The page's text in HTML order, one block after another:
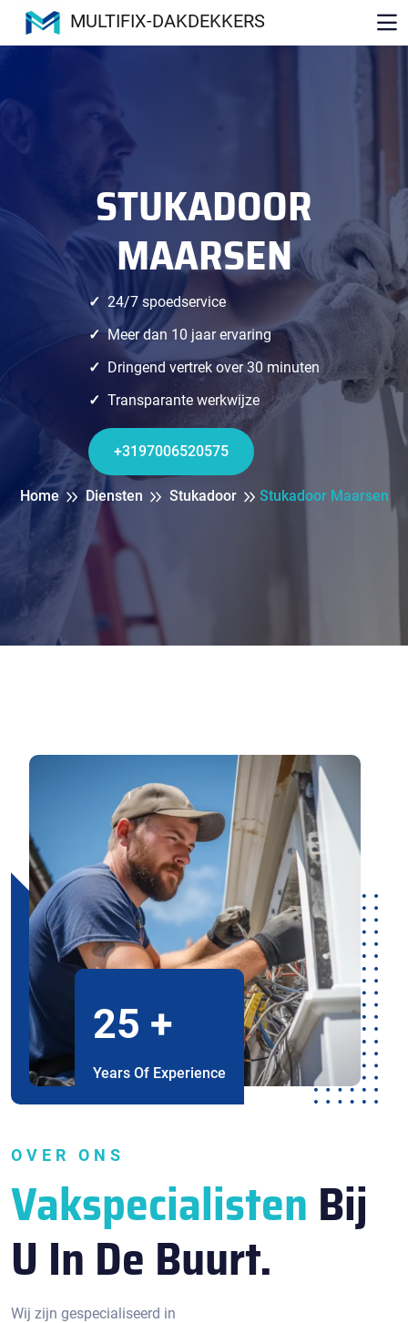
MULTIFIX-DAKDEKKERS
STUKADOOR
MAARSEN
24/7 spoedservice
Meer dan 10 jaar ervaring
Dringend vertrek over 30 minuten
Transparante werkwijze
+3197006520575
Home Diensten Stukadoor Stukadoor Maarsen
25 +
Years Of Experience
OVER ONS
Vakspecialisten Bij
U In De Buurt.
Wij zijn gespecialiseerd in